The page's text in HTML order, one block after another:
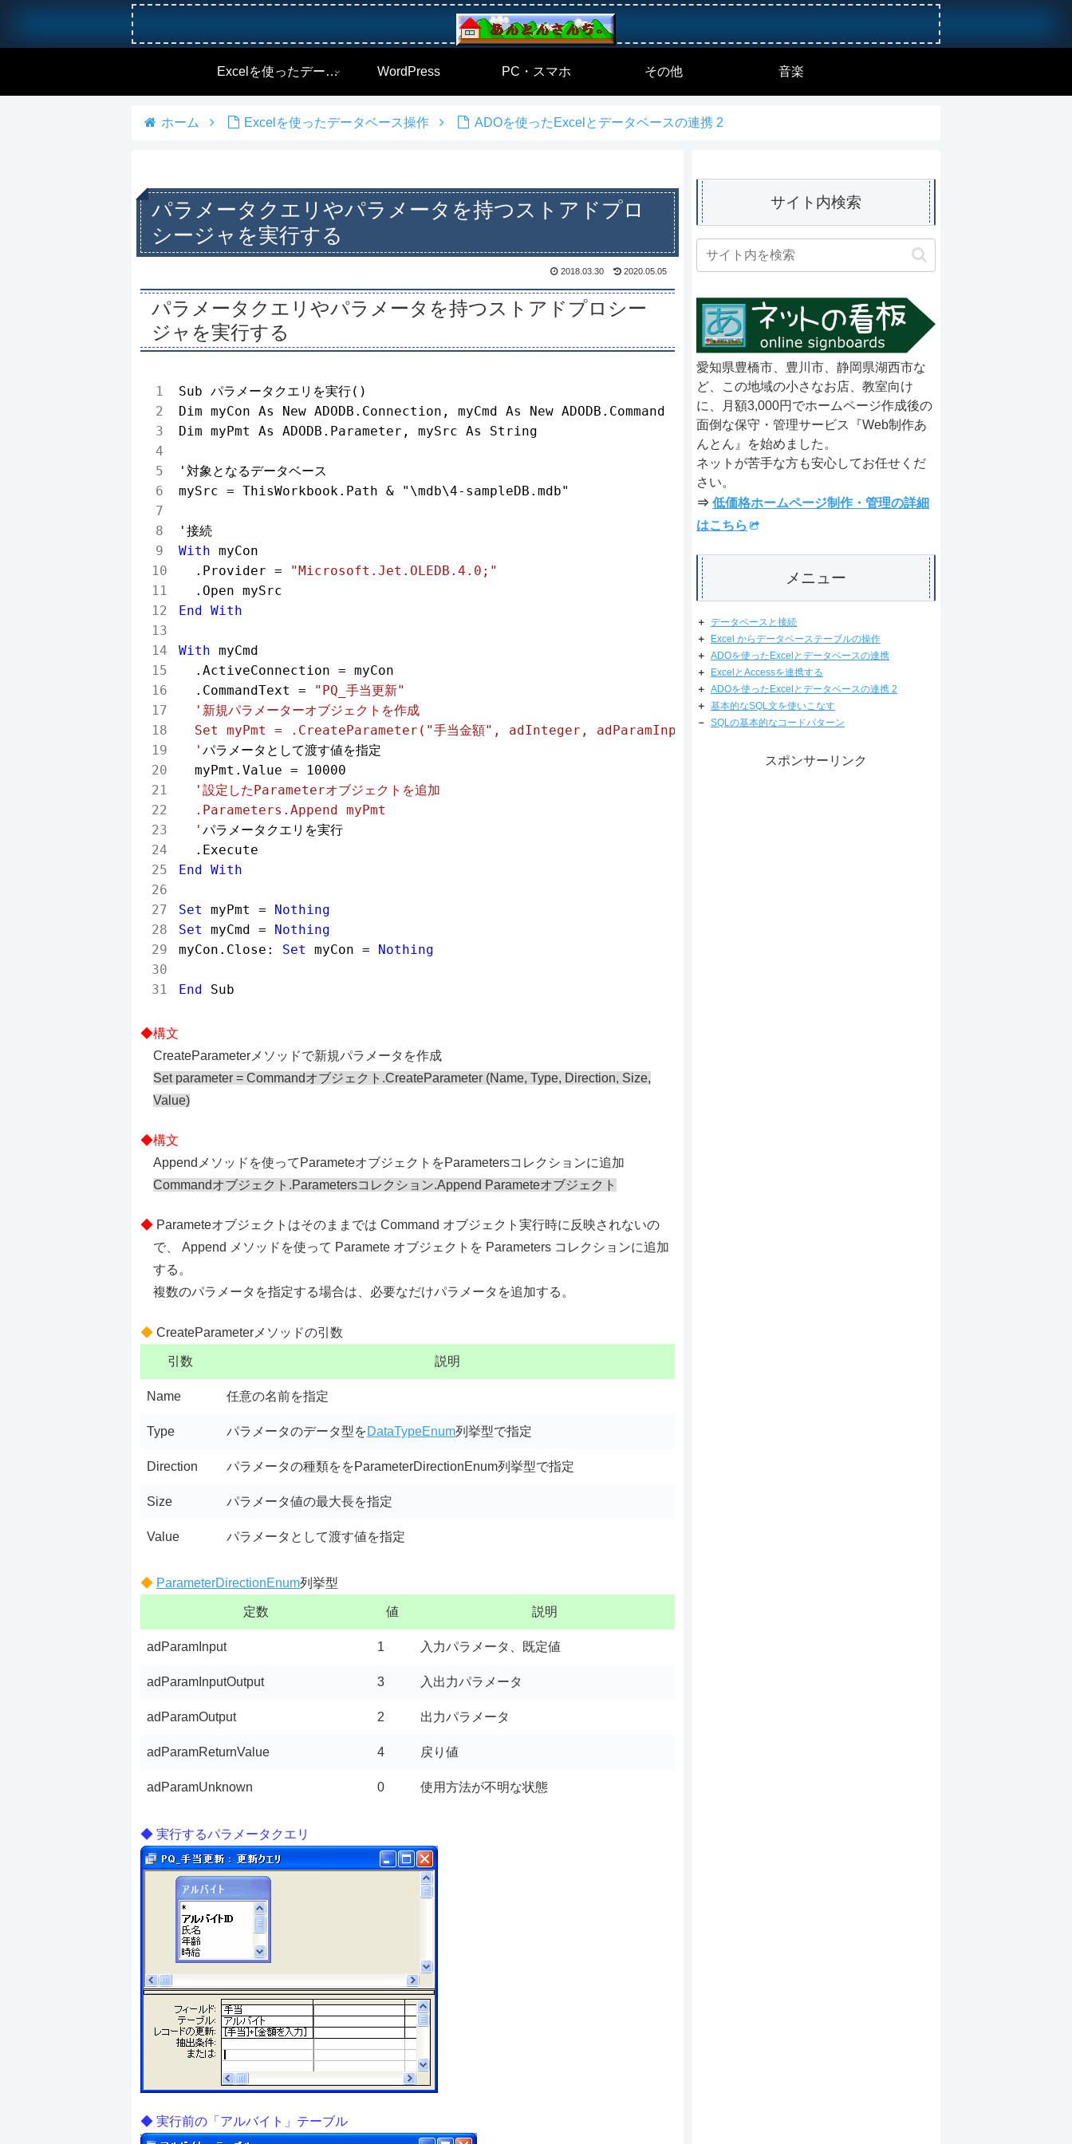
Excelを使ったデータベース操作 WordPress PC・スマホ その他 音楽
ホーム Excelを使ったデータベース操作 ADOを使ったExcelとデータベースの連携 2
パラメータクエリやパラメータを持つストアドプロ
シージャを実行する
2018.03.30 2020.05.05
パラメータクエリやパラメータを持つストアドプロシー
ジャを実行する
Sub パラメータクエリを実行()
Dim myCon As New ADODB.Connection, myCmd As New ADODB.Command
Dim myPmt As ADODB.Parameter, mySrc As String
'対象となるデータベース
mySrc = ThisWorkbook.Path & "\mdb\4-sampleDB.mdb"
With myCon
  .Provider =
"Microsoft.Jet.OLEDB.4.0;"
End With
With myCmd
  .ActiveConnection = myCon
  .CommandText =
"PQ_手当更新"
'新規パラメーターオブジェクトを作成
  Set myPmt = .CreateParameter("手当金額", adInteger, adParamInput)
  '
パラメータとして渡す値を指定
  myPmt.Value =
10000
'設定したParameterオブジェクトを追加
  .Parameters.Append myPmt
  '
パラメータクエリを実行
End With
Set myPmt = Nothing
Set
myCmd = Nothing
myCon.Close: Set myCon = Nothing
End
CreateParameterメソッドで新規パラメータを作成
Set parameter = Commandオブジェクト.CreateParameter (Name, Type, Direction, Size,
Value)
Appendメソッドを使ってParameteオブジェクトをParametersコレクションに追加
Commandオブジェクト.Parametersコレクション.Append Parameteオブジェクト
Parameteオブジェクトはそのままでは Command オブジェクト実行時に反映されないの
で、 Append メソッドを使って Paramete オブジェクトを Parameters コレクションに追加
する。
複数のパラメータを指定する場合は、必要なだけパラメータを追加する。
CreateParameterメソッドの引数
引数 説明
Name 任意の名前を指定
Type パラメータのデータ型をDataTypeEnum列挙型で指定
Direction パラメータの種類ををParameterDirectionEnum列挙型で指定
Size パラメータ値の最大長を指定
Value パラメータとして渡す値を指定
ParameterDirectionEnum列挙型
定数 値 説明
adParamInput 1 入力パラメータ、既定値
adParamInputOutput 3 入出力パラメータ
adParamOutput 2 出力パラメータ
adParamReturnValue 4 戻り値
adParamUnknown 0 使用方法が不明な状態
実行するパラメータクエリ
実行前の「アルバイト」テーブル
サイト内検索
愛知県豊橋市、豊川市、静岡県湖西市な
ど、この地域の小さなお店、教室向け
に、月額3,000円でホームページ作成後の
面倒な保守・管理サービス『Web制作あ
んとん』を始めました。
ネットが苦手な方も安心してお任せくだ
さい。
⇒ 低価格ホームページ制作・管理の詳細
はこちら
メニュー
＋ データベースと接続
＋
Excel からデータベーステーブルの操作
＋ ADOを使ったExcelとデータベースの連携
＋
ExcelとAccessを連携する
＋ ADOを使ったExcelとデータベースの連携 2
＋ 基本的なSQL文を使いこなす
－ SQLの基本的なコードパターン
スポンサーリンク